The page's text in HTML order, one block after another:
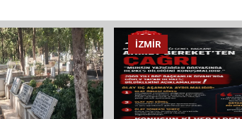
İZMIR